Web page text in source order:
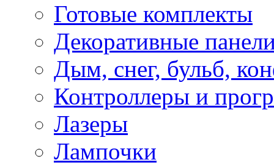
Готовые комплекты
Декоративные
Дым, снег, бульб,
Контроллеры и
Лазеры
Лампочки